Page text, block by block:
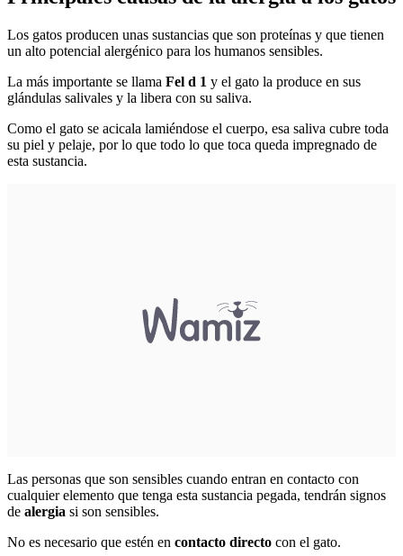
Los gatos producen unas sustancias que son proteínas y que tienen
un alto potencial alergénico para los humanos sensibles.
La más importante se llama Fel d 1 y el gato la produce en sus
glándulas salivales y la libera con su saliva.
Como el gato se acicala lamiéndose el cuerpo, esa saliva cubre toda
su piel y pelaje, por lo que todo lo que toca queda impregnado de
esta sustancia.
Las personas que son sensibles cuando entran en contacto con
cualquier elemento que tenga esta sustancia pegada, tendrán signos
de alergia si son sensibles.
No es necesario que estén en contacto directo con el gato.